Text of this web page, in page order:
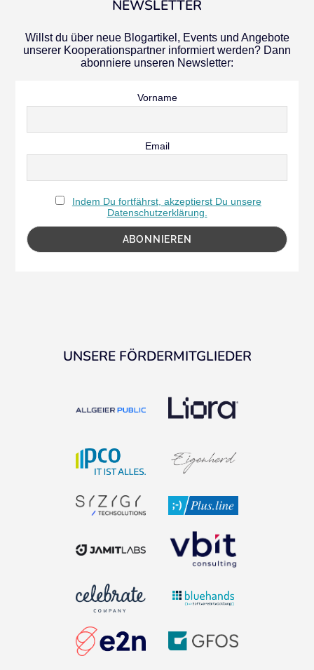
NEWSLETTER
Willst du über neue Blogartikel, Events und Angebote
unserer Kooperationspartner informiert werden? Dann
abonniere unseren Newsletter:
Vorname
Email
Indem Du fortfährst, akzeptierst Du unsere
Datenschutzerklärung.
UNSERE FÖRDERMITGLIEDER